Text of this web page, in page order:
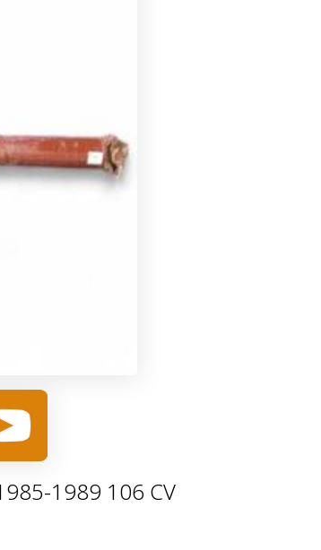
1989 106 CV